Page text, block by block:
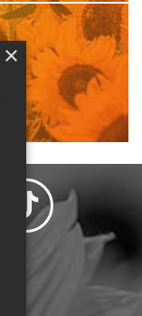
×